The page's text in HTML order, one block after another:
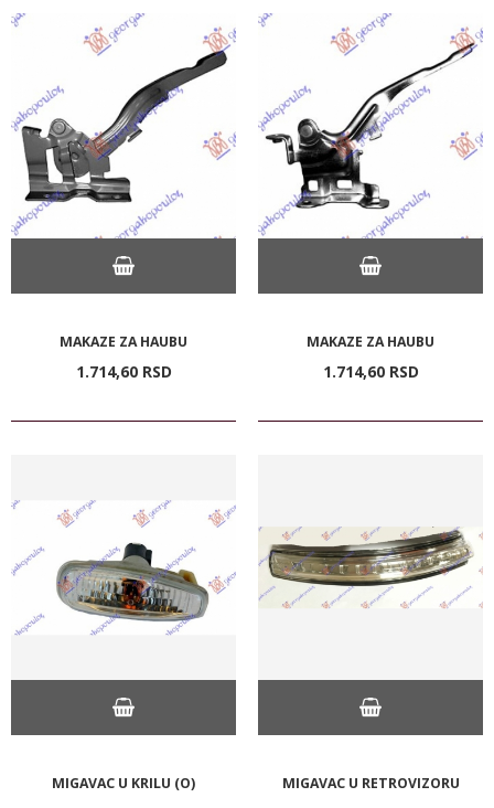
MAKAZE ZA HAUBU
1.714,60 RSD
MAKAZE ZA HAUBU
1.714,60 RSD
MIGAVAC U KRILU (O) MIGAVAC U RETROVIZORU